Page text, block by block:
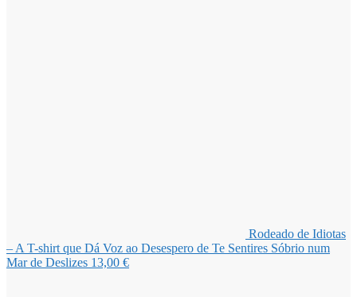
Rodeado de Idiotas
– A T-shirt que Dá Voz ao Desespero de Te Sentires Sóbrio num
Mar de Deslizes 13,00 €